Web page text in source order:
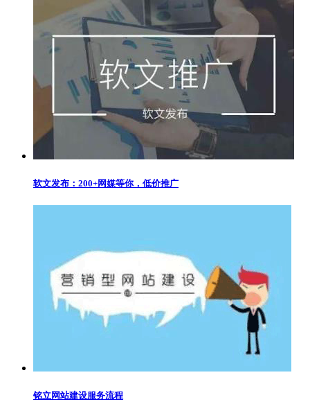
软文发布：200+网媒等你，低价推广
铭立网站建设服务流程